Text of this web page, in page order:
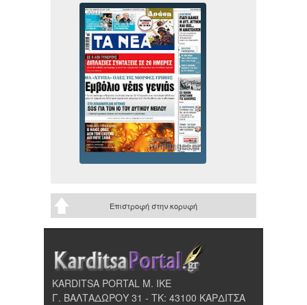
Επιστροφή στην κορυφή
KARDITSA PORTAL Μ. ΙΚΕ
Γ. ΒΑΛΤΑΔΩΡΟΥ 31 - ΤΚ: 43100 ΚΑΡΔΙΤΣΑ